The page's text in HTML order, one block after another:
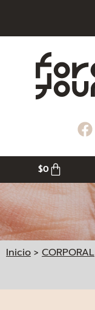
$0
Inicio > CORPORAL